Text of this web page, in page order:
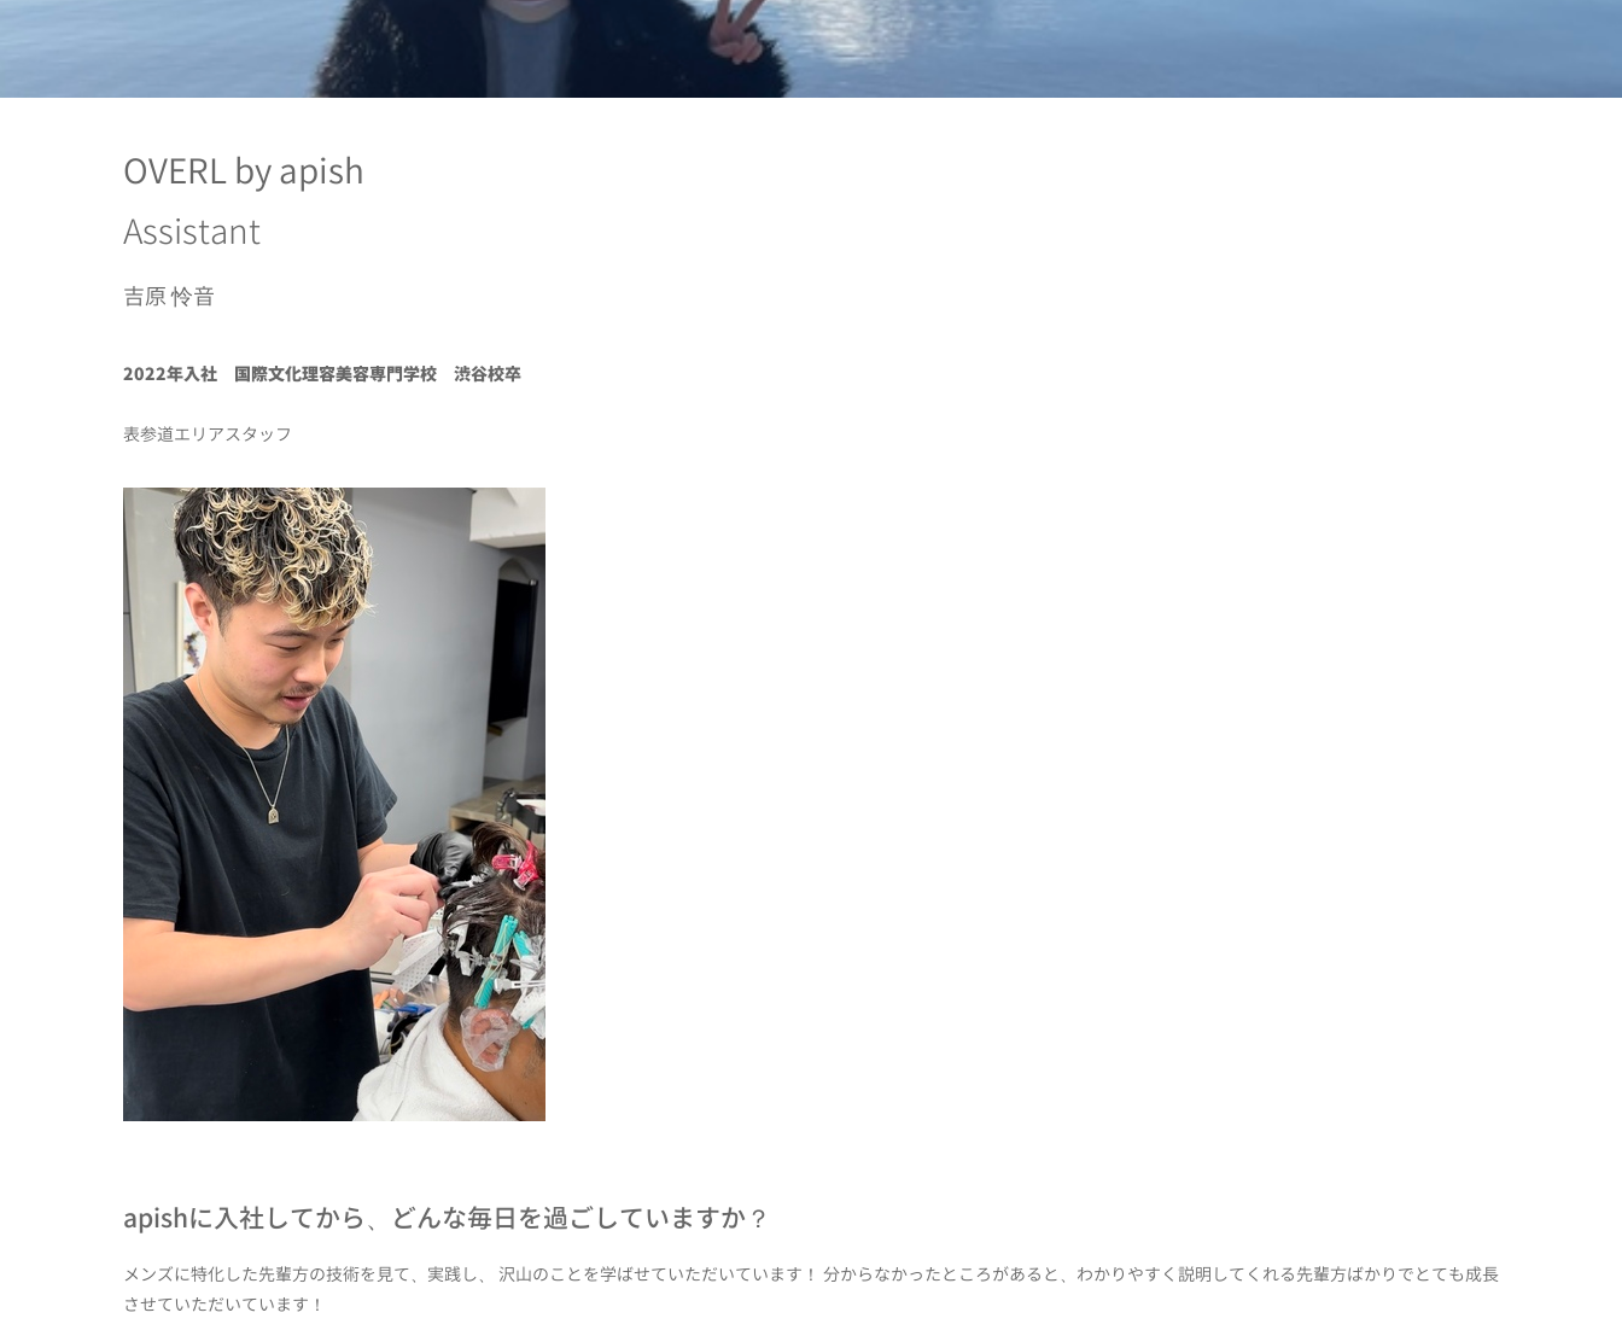
OVERL by apish
Assistant
吉原 怜音
2022年入社 国際文化理容美容専門学校 渋谷校卒
表参道エリアスタッフ
apishに入社してから、どんな毎日を過ごしていますか？
メンズに特化した先輩方の技術を見て、実践し、 沢山のことを学ばせていただいています！ 分からなかったところがあると、わかりやすく説明してくれる先輩方ばかりでとても成長
させていただいています！